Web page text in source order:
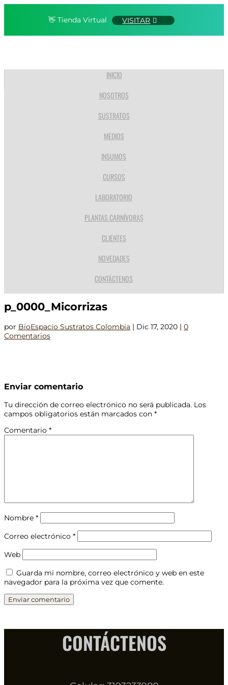
👋 Tienda Virtual VISITAR
INICIO
NOSOTROS
SUSTRATOS
MEDIOS
INSUMOS
CURSOS
LABORATORIO
PLANTAS CARNÍVORAS
CLIENTES
NOVEDADES
CONTÁCTENOS
p_0000_Micorrizas
por BioEspacio Sustratos Colombia | Dic 17, 2020 | 0
Comentarios
Enviar comentario
Tu dirección de correo electrónico no será publicada. Los
campos obligatorios están marcados con *
Comentario *
Nombre *
Correo electrónico *
Web
Guarda mi nombre, correo electrónico y web en este
navegador para la próxima vez que comente.
CONTÁCTENOS